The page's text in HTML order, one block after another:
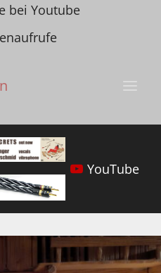
bei Youtube
YouTube